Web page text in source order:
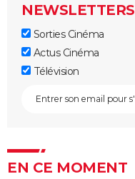
NEWSLETTERS
Sorties Cinéma
Actus Cinéma
Télévision
EN CE MOMENT